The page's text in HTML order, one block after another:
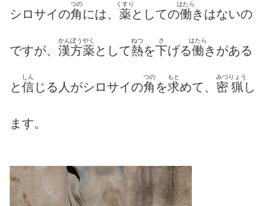
シロサイの角
つの
には、 薬
くすり
としての働
はたら
きはないの
ですが、 漢方薬
かんぽうやく
として熱
ねつ
を下
さ
げる働
はたら
きがある
と信
しん
じる人がシロサイの角
つの
を求
もと
めて、 密
みつ
猟
りょう
し
ます。